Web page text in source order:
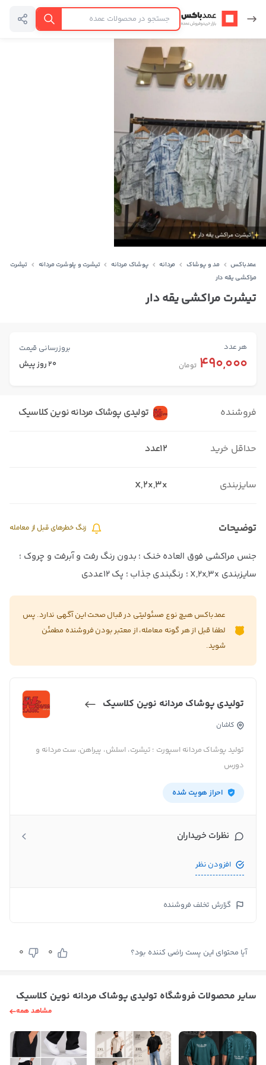
عمدباکس — بازگشت به صفحه اصلی
جستجو
عمدباکس مد و پوشاک مردانه پوشاک مردانه تیشرت و پلوشرت مردانه
تیشرت
مراکشی یقه دار
تیشرت مراکشی یقه دار
هر عدد بروزرسانی قیمت
490,000 تومان 20 روز پیش
فروشنده تولیدی پوشاک مردانه نوین کلاسیک
حداقل خرید 12عدد
سایزبندی X,2x,3x
توضیحات زنگ خطرهای قبل از معامله
جنس مراکشی فوق العاده خنک ؛ بدون رنگ رفت و آبرفت و چروک ؛
سایزبندی X,2x,3x ؛ رنگبندی جذاب ؛ پک ۱۲عددی
عمدباکس هیچ نوع مسئولیتی در قبال صحت این آگهی ندارد. پس
لطفا قبل از هر گونه معامله، از معتبر بودن فروشنده مطمئن
شوید.
تولیدی پوشاک مردانه نوین کلاسیک
کاشان
تولید پوشاک مردانه اسپورت ؛ تیشرت، اسلش، پیراهن، ست مردانه و
دورس
احراز هویت شده
نظرات خریداران
افزودن نظر
گزارش تخلف فروشنده
آیا محتوای این پست راضی کننده بود؟ 0
0
سایر محصولات فروشگاه تولیدی پوشاک مردانه نوین کلاسیک
مشاهد همه